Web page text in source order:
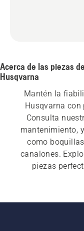
Acerca de las piezas
Husqvarna
Mantén la
Husqvarna
Consulta
mantenimiento,
como
canalones.
piezas